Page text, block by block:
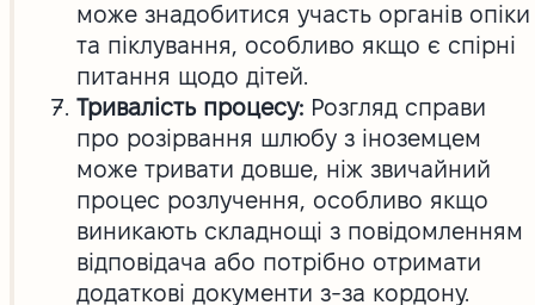
може знадобитися участь органів опіки
та піклування, особливо якщо є спірні
питання щодо дітей.
Тривалість процесу:Розгляд справи
про розірвання шлюбу з іноземцем
може тривати довше, ніж звичайний
процес розлучення, особливо якщо
виникають складнощі з повідомленням
відповідача або потрібно отримати
додаткові документи з-за кордону.